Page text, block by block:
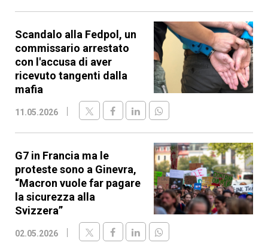
Scandalo alla Fedpol, un
commissario arrestato
con l'accusa di aver
ricevuto tangenti dalla
mafia
11.05.2026
G7 in Francia ma le
proteste sono a Ginevra,
“Macron vuole far pagare
la sicurezza alla
Svizzera”
02.05.2026